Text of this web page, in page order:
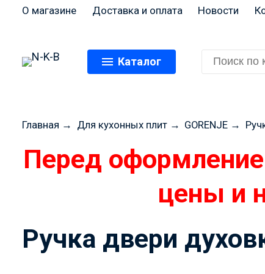
О магазине Доставка и оплата Новости
Каталог
Главная → Для кухонных плит→ GORENJE →
Ручка двери